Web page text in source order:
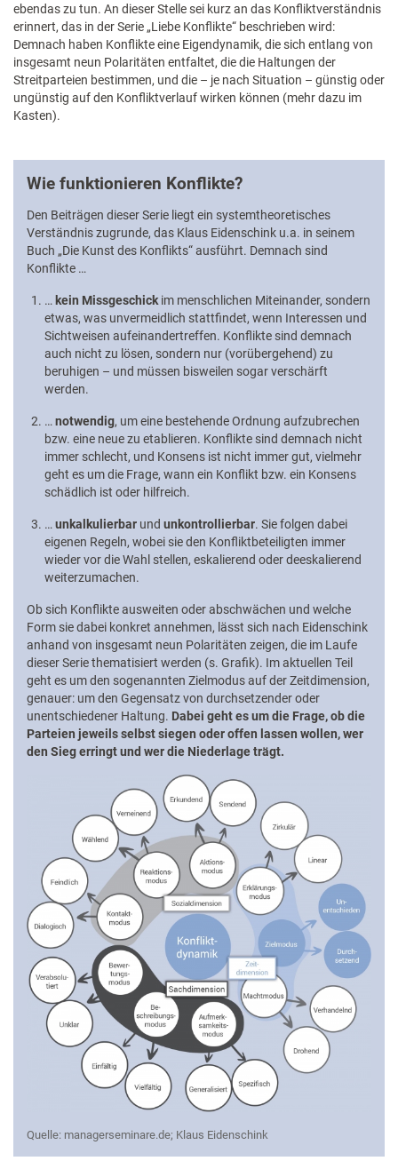
ebendas zu tun. An dieser Stelle sei kurz an das Konfliktverständnis
erinnert, das in der Serie „Liebe Konflikte“ beschrieben wird:
Demnach haben Konflikte eine Eigendynamik, die sich entlang von
insgesamt neun Polaritäten entfaltet, die die Haltungen der
Streitparteien bestimmen, und die – je nach Situation – günstig oder
ungünstig auf den Konfliktverlauf wirken können (mehr dazu im
Kasten).
Wie funktionieren Konflikte?
Den Beiträgen dieser Serie liegt ein systemtheoretisches
Verständnis zugrunde, das Klaus Eidenschink u.a. in seinem
Buch „Die Kunst des Konflikts“ ausführt. Demnach sind
Konflikte …
… kein Missgeschickim menschlichen Miteinander, sondern
etwas, was unvermeidlich stattfindet, wenn Interessen und
Sichtweisen aufeinandertreffen. Konflikte sind demnach
auch nicht zu lösen, sondern nur (vorübergehend) zu
beruhigen – und müssen bisweilen sogar verschärft
werden.
…notwendig, um eine bestehende Ordnung aufzubrechen
bzw. eine neue zu etablieren. Konflikte sind demnach nicht
immer schlecht, und Konsens ist nicht immer gut, vielmehr
geht es um die Frage, wann ein Konflikt bzw. ein Konsens
schädlich ist oder hilfreich.
…unkalkulierbar und unkontrollierbar. Sie folgen dabei
eigenen Regeln, wobei sie den Konfliktbeteiligten immer
wieder vor die Wahl stellen, eskalierend oder deeskalierend
weiterzumachen.
Ob sich Konflikte ausweiten oder abschwächen und welche
Form sie dabei konkret annehmen, lässt sich nach Eidenschink
anhand von insgesamt neun Polaritäten zeigen, die im Laufe
dieser Serie thematisiert werden (s. Grafik). Im aktuellen Teil
geht es um den sogenannten Zielmodus auf der Zeitdimension,
genauer: um den Gegensatz von durchsetzender oder
unentschiedener Haltung. Dabei geht es um die Frage, ob die
Parteien jeweils selbst siegen oder offen lassen wollen, wer
den Sieg erringt und wer die Niederlage trägt.
Quelle: managerseminare.de; Klaus Eidenschink